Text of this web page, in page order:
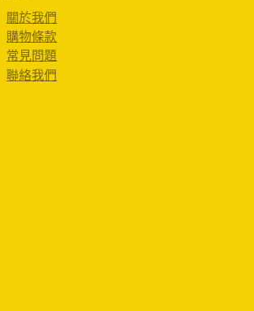
關於我們
購物條款
常見問題
聯絡我們